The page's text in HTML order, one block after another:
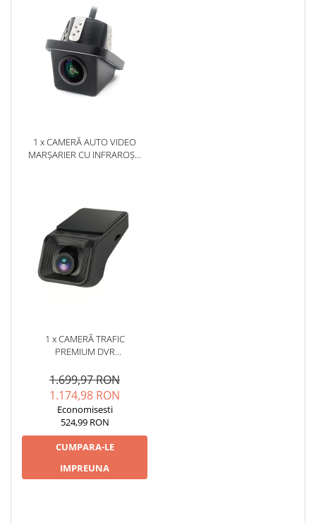
1 x CAMERĂ AUTO VIDEO
MARȘARIER CU INFRAROȘU
1 x CAMERĂ TRAFIC
PREMIUM DVR
PE MULTIMEDIA ȘI
ÎNREGISTRARE PE SD - AD-
BGCMDVR3
1.699,97 RON
1.174,98 RON
Economisesti
524,99 RON
CUMPARA-LE
IMPREUNA